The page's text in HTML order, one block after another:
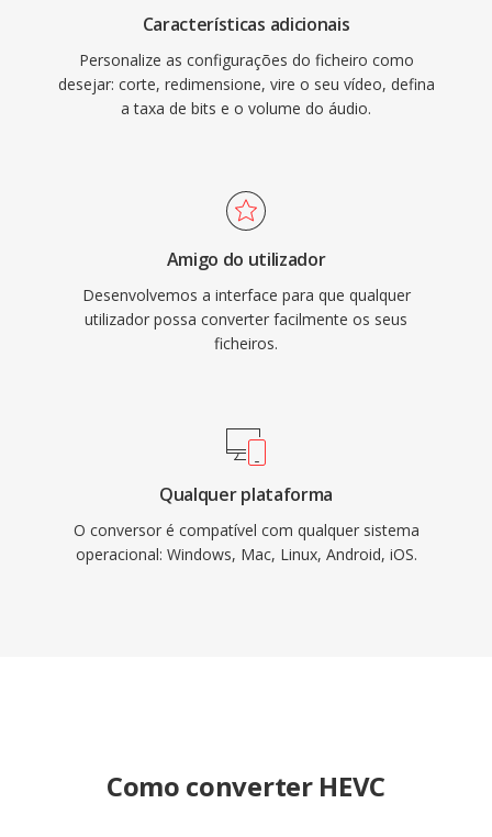
Características adicionais
Personalize as configurações do ficheiro como
desejar: corte, redimensione, vire o seu vídeo, defina
a taxa de bits e o volume do áudio.
Amigo do utilizador
Desenvolvemos a interface para que qualquer
utilizador possa converter facilmente os seus
ficheiros.
Qualquer plataforma
O conversor é compatível com qualquer sistema
operacional: Windows, Mac, Linux, Android, iOS.
Como converter HEVC